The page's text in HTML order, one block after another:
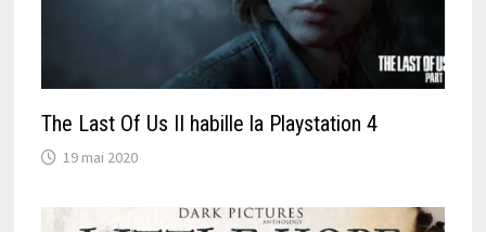
The Last Of Us II habille la Playstation 4
19 mai 2020